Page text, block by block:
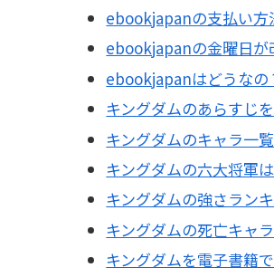
ebookjapanの支払い方
ebookjapanの金曜日が
ebookjapanはどうなの
キングダムのあらすじ
キングダムのキャラ一
キングダムの六大将軍
キングダムの強さラン
キングダムの死亡キャ
キングダムを電子書籍